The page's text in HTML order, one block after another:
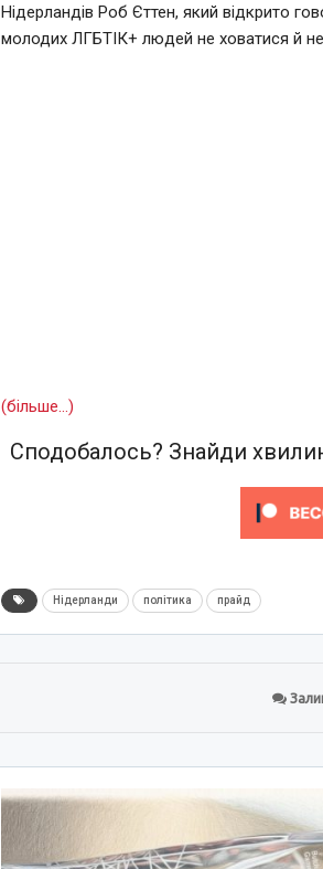
Нідерландів Роб Єттен, який відкрито
молодих ЛГБТІК+ людей не ховатися й
(більше…)
Сподобалось? Знайди
Нідерланди політика прайд